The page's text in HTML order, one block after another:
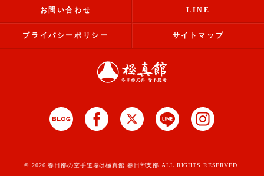
お問い合わせ LINE
プライバシーポリシー サイトマップ
© 2026 春日部の空手道場は極真館 春日部支部 ALL RIGHTS RESERVED.